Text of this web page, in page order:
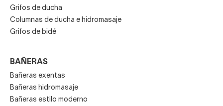
Grifos de ducha
Columnas de ducha e hidromasaje
Grifos de bidé
BAÑERAS
Bañeras exentas
Bañeras hidromasaje
Bañeras estilo moderno